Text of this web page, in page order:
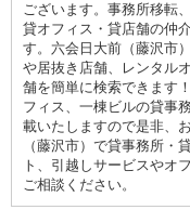
ございます。事務所移転
貸オフィス・貸店舗の仲
す。六会日大前（藤沢市
や居抜き店舗、レンタル
舗を簡単に検索できます
フィス、一棟ビルの貸事
載いたしますので是非、
（藤沢市）で貸事務所・
ト、引越しサービスやオ
ご相談ください。